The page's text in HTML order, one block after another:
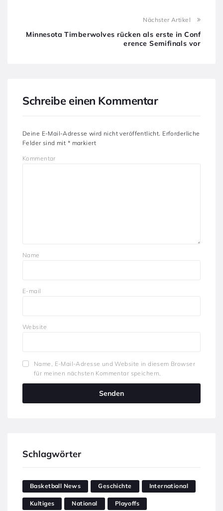
Nächster Artikel
Minnesota Timberwolves rücken als erste in Conf
erence Semifinals vor
Schreibe einen Kommentar
Deine E-Mail-Adresse wird nicht veröffentlicht. Erforderliche
Felder sind mit * markiert
Kommentar
Name
E-mail
Website
Name, E-Mail-Adresse und Website in diesem Browser
für meinen nächsten Kommentar speichern.
Schlagwörter
Basketball News Geschichte International
Kultiges National Playoffs